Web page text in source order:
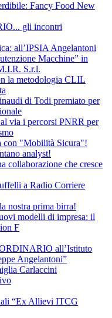
Fancy Food New
gli incontri
all’IPSIA Angelantoni
Macchine” in
S.r.l.
la metodologia CLIL
di Todi premiato per
via i percorsi PNRR per
con "Mobilità Sicura"!
analyst!
collaborazione che cresce
a Radio Corriere
nostra prima birra!
modelli di impresa: il
F
all’Istituto
Angelantoni”
Carlaccini
“Ex Allievi ITCG